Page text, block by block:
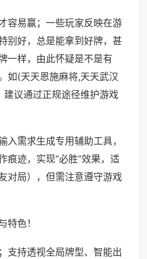
容易赢；一些玩家反映在游
别好，总是能拿到好牌，甚
一样，由此怀疑是不是有
如(天天恩施麻将,天天武汉
议通过正规途径维护游戏
入需求生成专用辅助工具，
痕迹，实现“必胜”效果，适
对局），但需注意遵守游戏
特色！
支持透视全局牌型、智能出